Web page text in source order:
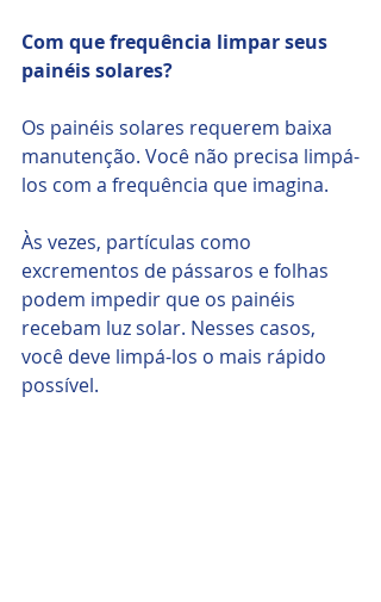
Com que frequência limpar seus
painéis solares?
Os painéis solares requerem baixa
manutenção. Você não precisa limpá-
los com a frequência que imagina.
Às vezes, partículas como
excrementos de pássaros e folhas
podem impedir que os painéis
recebam luz solar. Nesses casos,
você deve limpá-los o mais rápido
possível.